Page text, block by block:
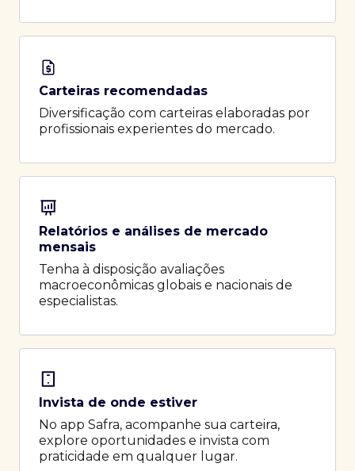
Carteiras recomendadas
Diversificação com carteiras elaboradas por
profissionais experientes do mercado.
Relatórios e análises de mercado
mensais
Tenha à disposição avaliações
macroeconômicas globais e nacionais de
especialistas.
Invista de onde estiver
No app Safra, acompanhe sua carteira,
explore oportunidades e invista com
praticidade em qualquer lugar.